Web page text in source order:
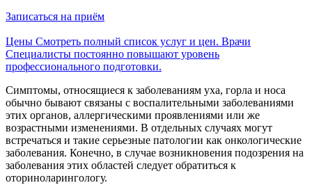
Записаться на приём
Цены Смотреть полный список услуг и цен. Врачи
Специалисты постоянно повышают уровень
профессионального подготовки.
Симптомы, относящиеся к заболеваниям уха, горла и носа
обычно бывают связаны с воспалительными заболеваниями
этих органов, аллергическими проявлениями или же
возрастными изменениями. В отдельных случаях могут
встречаться и такие серьезные патологии как онкологические
заболевания. Конечно, в случае возникновения подозрения на
заболевания этих областей следует обратиться к
оториноларингологу.